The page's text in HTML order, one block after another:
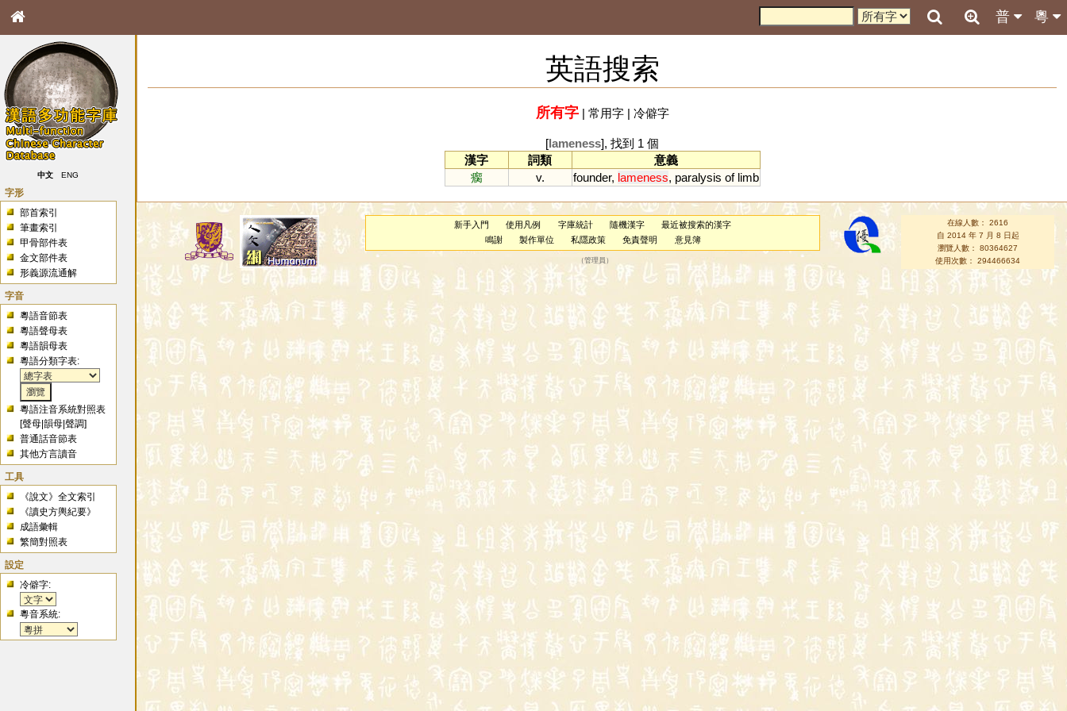
粵
普
中文 ENG
字形
部首索引
筆畫索引
甲骨部件表
金文部件表
形義源流通解
字音
粵語音節表
粵語聲母表
粵語韻母表
粵語分類字表:
粵語注音系統對照表
[聲母 |韻母 |聲調]
普通話音節表
其他方言讀音
工具
《說文》全文索引
《讀史方輿紀要》
成語彙輯
繁簡對照表
設定
冷僻字:
粵音系統:
英語搜索
所有字| 常用字| 冷僻字
[lameness], 找到 1 個
漢字
詞類
意義
瘸
v. founder, lameness, paralysis of limb
新手入門 使用凡例 字庫統計 隨機漢字
最近被搜索的漢字
鳴謝
製作單位 私隱政策 免責聲明 意見簿
（管理員 ）
在線人數： 2616
自 2014 年 7 月 8 日起
瀏覽人數： 80364627
使用次數： 294466634